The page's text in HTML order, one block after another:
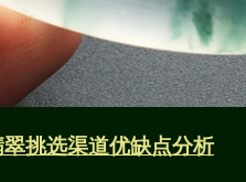
挑选渠道优缺点分析